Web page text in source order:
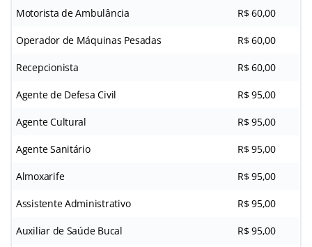
Motorista de Ambulância R$ 60,00
Operador de Máquinas Pesadas R$ 60,00
Recepcionista R$ 60,00
Agente de Defesa Civil R$ 95,00
Agente Cultural R$ 95,00
Agente Sanitário R$ 95,00
Almoxarife R$ 95,00
Assistente Administrativo R$ 95,00
Auxiliar de Saúde Bucal R$ 95,00